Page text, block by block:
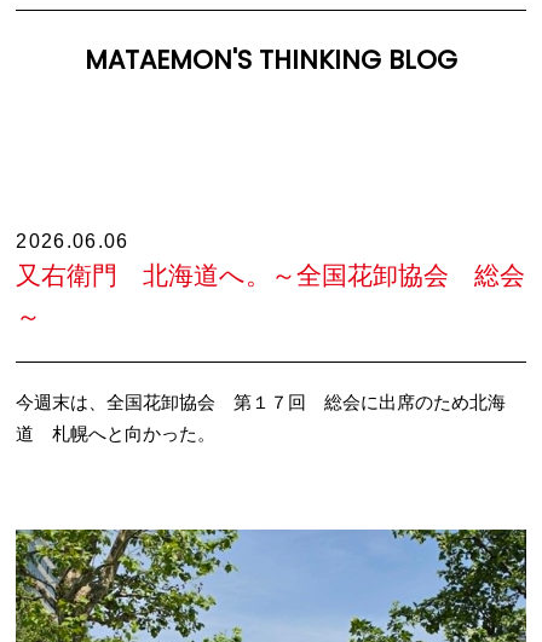
MATAEMON'S THINKING BLOG
2026.06.06
又右衛門 北海道へ。～全国花卸協会 総会
～
今週末は、全国花卸協会 第１７回 総会に出席のため北海
道 札幌へと向かった。